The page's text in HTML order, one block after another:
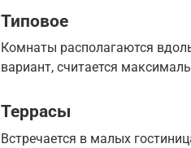
Типовое
Комнаты располагаются
вариант, считается
Террасы
Встречается в малых